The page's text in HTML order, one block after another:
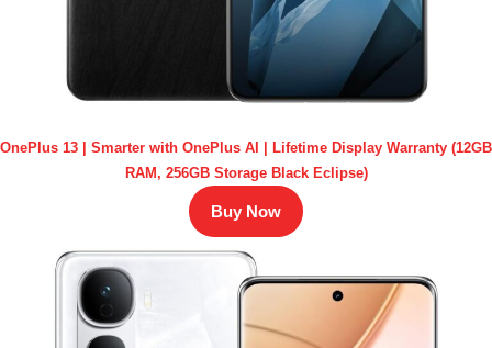
OnePlus 13 | Smarter with OnePlus AI | Lifetime Display Warranty (12GB
RAM, 256GB Storage Black Eclipse)
Buy Now